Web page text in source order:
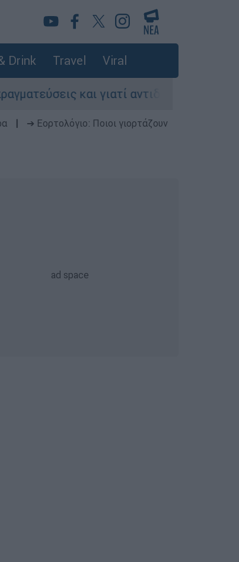
Drink Travel Viral
και γιατί αντιδρούν οι ΗΠΑ
➔ Εορτολόγιο: Ποιοι γιορτάζουν